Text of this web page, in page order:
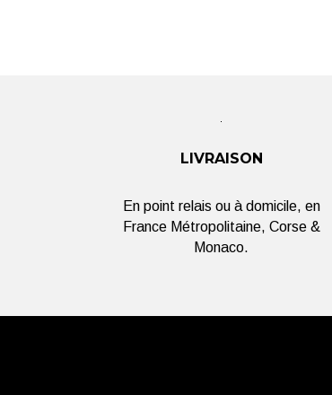
LIVRAISON
En point relais ou à domicile, en
France Métropolitaine, Corse &
Monaco.